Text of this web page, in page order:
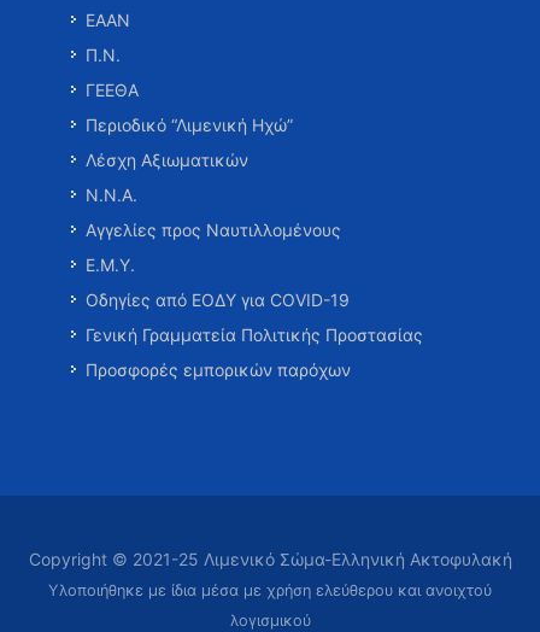
ΕΑΑΝ
Π.Ν.
ΓΕΕΘΑ
Περιοδικό “Λιμενική Ηχώ”
Λέσχη Αξιωματικών
Ν.Ν.Α.
Αγγελίες προς Ναυτιλλομένους
Ε.Μ.Υ.
Οδηγίες από ΕΟΔΥ για COVID-19
Γενική Γραμματεία Πολιτικής Προστασίας
Προσφορές εμπορικών παρόχων
Copyright © 2021-25 Λιμενικό Σώμα-Ελληνική Ακτοφυλακή
Υλοποιήθηκε με ίδια μέσα με χρήση ελεύθερου και ανοιχτού
λογισμικού